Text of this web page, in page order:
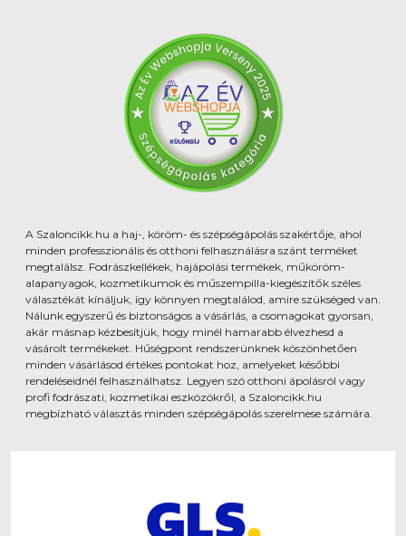
A Szaloncikk.hu a haj-, köröm- és szépségápolás szakértője, ahol
minden professzionális és otthoni felhasználásra szánt terméket
megtalálsz. Fodrászkellékek, hajápolási termékek, műköröm-
alapanyagok, kozmetikumok és műszempilla-kiegészítők széles
választékát kínáljuk, így könnyen megtalálod, amire szükséged van.
Nálunk egyszerű és biztonságos a vásárlás, a csomagokat gyorsan,
akár másnap kézbesítjük, hogy minél hamarabb élvezhesd a
vásárolt termékeket. Hűségpont rendszerünknek köszönhetően
minden vásárlásod értékes pontokat hoz, amelyeket későbbi
rendeléseidnél felhasználhatsz. Legyen szó otthoni ápolásról vagy
profi fodrászati, kozmetikai eszközökről, a Szaloncikk.hu
megbízható választás minden szépségápolás szerelmese számára.